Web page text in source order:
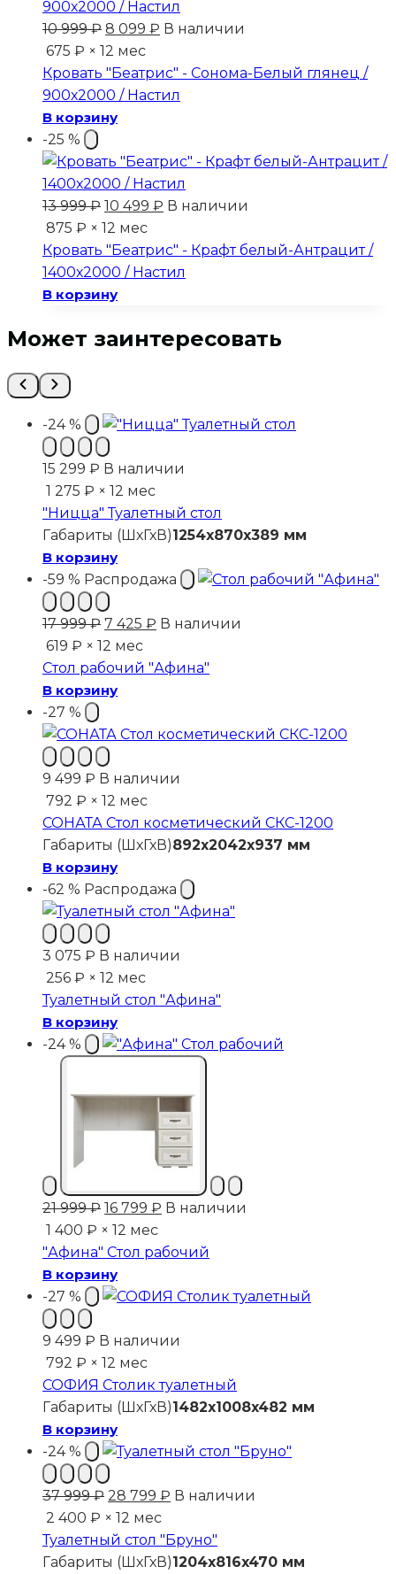
10 999₽ Первоначальная
цена
составляла
10
999 ₽.
8 099 ₽ Текущая
8
099 ₽.
В наличии
675 ₽ × 12 мес
Кровать "Беатрис" - Сонома-Белый глянец /
900х2000 / Настил
В корзину
-25 %
13 999₽ Первоначальная
цена
составляла
13
999 ₽.
10 499 ₽ Текущая
10
499 ₽.
В наличии
875 ₽ × 12 мес
Кровать "Беатрис" - Крафт белый-Антрацит /
1400х2000 / Настил
В корзину
Может заинтересовать
-24 %
15 299 ₽ В наличии
1 275 ₽ × 12 мес
"Ницца" Туалетный стол
Габариты (ШхГхВ)1254x870x389 мм
В корзину
-59 % Распродажа
17 999₽ Первоначальная
цена
составляла
17
7 425 ₽ Текущая
7
В наличии
619 ₽ × 12 мес
Стол рабочий "Афина"
В корзину
-27 %
9 499 ₽ В наличии
792 ₽ × 12 мес
СОНАТА Стол косметический СКС-1200
Габариты (ШхГхВ)892x2042x937 мм
В корзину
-62 % Распродажа
3 075 ₽ В наличии
256 ₽ × 12 мес
Туалетный стол "Афина"
В корзину
-24 %
21 999₽ Первоначальная
цена
составляла
21
999 ₽.
16 799 ₽ Текущая
16
В наличии
1 400 ₽ × 12 мес
"Афина" Стол рабочий
В корзину
-27 %
9 499 ₽ В наличии
792 ₽ × 12 мес
СОФИЯ Столик туалетный
Габариты (ШхГхВ)1482x1008x482 мм
В корзину
-24 %
37 999₽ Первоначальная
цена
составляла
37
28 799 ₽ Текущая
28
799 ₽.
В наличии
2 400 ₽ × 12 мес
Туалетный стол "Бруно"
Габариты (ШхГхВ)1204x816x470 мм